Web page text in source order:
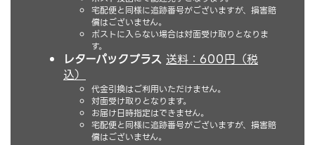
宅配便と同様に追跡番号がございますが、損害賠
償はございません。
ポストに入らない場合は対面受け取りとなりま
す。
レターパックプラス 送料：600円（税
込）
代金引換はご利用いただけません。
対面受け取りとなります。
お届け日時指定はできません。
宅配便と同様に追跡番号がございますが、損害賠
償はございません。